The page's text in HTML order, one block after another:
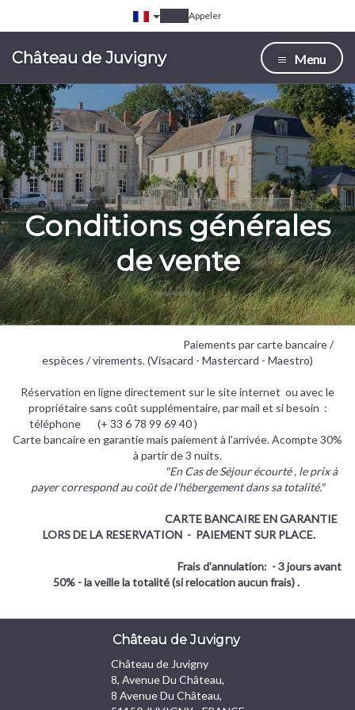
Appeler
Château de Juvigny Menu
Conditions générales
de vente
Paiements par carte bancaire /
espèces / virements. (Visacard - Mastercard - Maestro)
Réservation en ligne directement sur le site internet ou avec le
propriétaire sans coût supplémentaire, par mail et si besoin :
téléphone (+ 33 6 78 99 69 40 )
Carte bancaire en garantie mais paiement à l'arrivée. Acompte 30%
à partir de 3 nuits.
"En Cas de Séjour écourté , le prix à
payer correspond au coût de l'hébergement dans sa totalité."
CARTE BANCAIRE EN GARANTIE
LORS DE LA RESERVATION - PAIEMENT SUR PLACE.
Frais d'annulation: - 3 jours avant
50% - la veille la totalité (si relocation aucun frais) .
Château de Juvigny
Château de Juvigny
8, Avenue Du Château,
8 Avenue Du Château,